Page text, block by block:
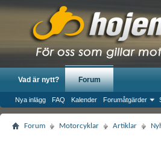
Vad är nytt? Forum
Nya inlägg FAQ Kalender Forumåtgärder
Forum Motorcyklar Artiklar